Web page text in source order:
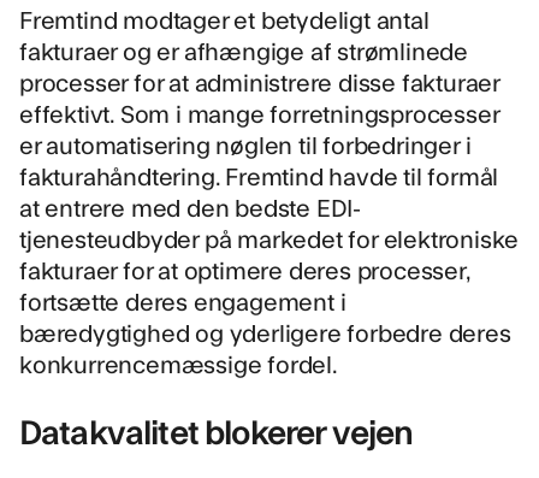
Fremtind modtager et betydeligt antal
fakturaer og er afhængige af strømlinede
processer for at administrere disse fakturaer
effektivt. Som i mange forretningsprocesser
er automatisering nøglen til forbedringer i
fakturahåndtering. Fremtind havde til formål
at entrere med den bedste EDI-
tjenesteudbyder på markedet for elektroniske
fakturaer for at optimere deres processer,
fortsætte deres engagement i
bæredygtighed og yderligere forbedre deres
konkurrencemæssige fordel.
Datakvalitet blokerer vejen